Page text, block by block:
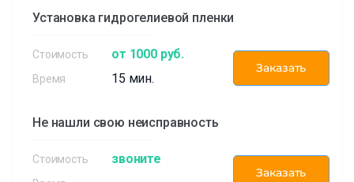
Установка гидрогелиевой пленки
от 1000 руб.
15 мин.
Заказать
Не нашли свою неисправность
звоните
Заказать